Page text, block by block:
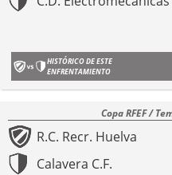
HISTÓRICO DE ESTE
ENFRENTAMIENTO
Copa RFEF /
R.C. Recr. Huelva
Calavera C.F.